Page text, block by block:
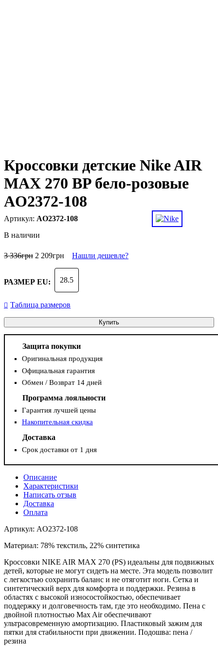
Кроссовки детские Nike AIR
MAX 270 BP бело-розовые
AO2372-108
AO2372-108
В наличии
3 336грн 2 209грн Нашли дешевле?
РАЗМЕР EU: 28.5
Таблица размеров
Купить
Защита покупки
Оригинальная продукция
Официальная гарантия
Обмен / Возврат 14 дней
Программа лояльности
Гарантия лучшей цены
Накопительная скидка
Доставка
Срок доставки от 1 дня
Описание
Характеристики
Написать отзыв
Доставка
Оплата
Артикул: AO2372-108
Материал: 78% текстиль, 22% синтетика
Кроссовки NIKE AIR MAX 270 (PS) идеальны для подвижных
детей, которые не могут сидеть на месте. Эта модель позволит
с легкостью сохранить баланс и не отяготит ноги. Сетка и
синтетический верх для комфорта и поддержки. Резина в
областях с высокой износостойкостью, обеспечивает
поддержку и долговечность там, где это необходимо. Пена с
двойной плотностью Max Air обеспечивают
ультрасовременную амортизацию. Пластиковый зажим для
пятки для стабильности при движении. Подошва: пена /
резина